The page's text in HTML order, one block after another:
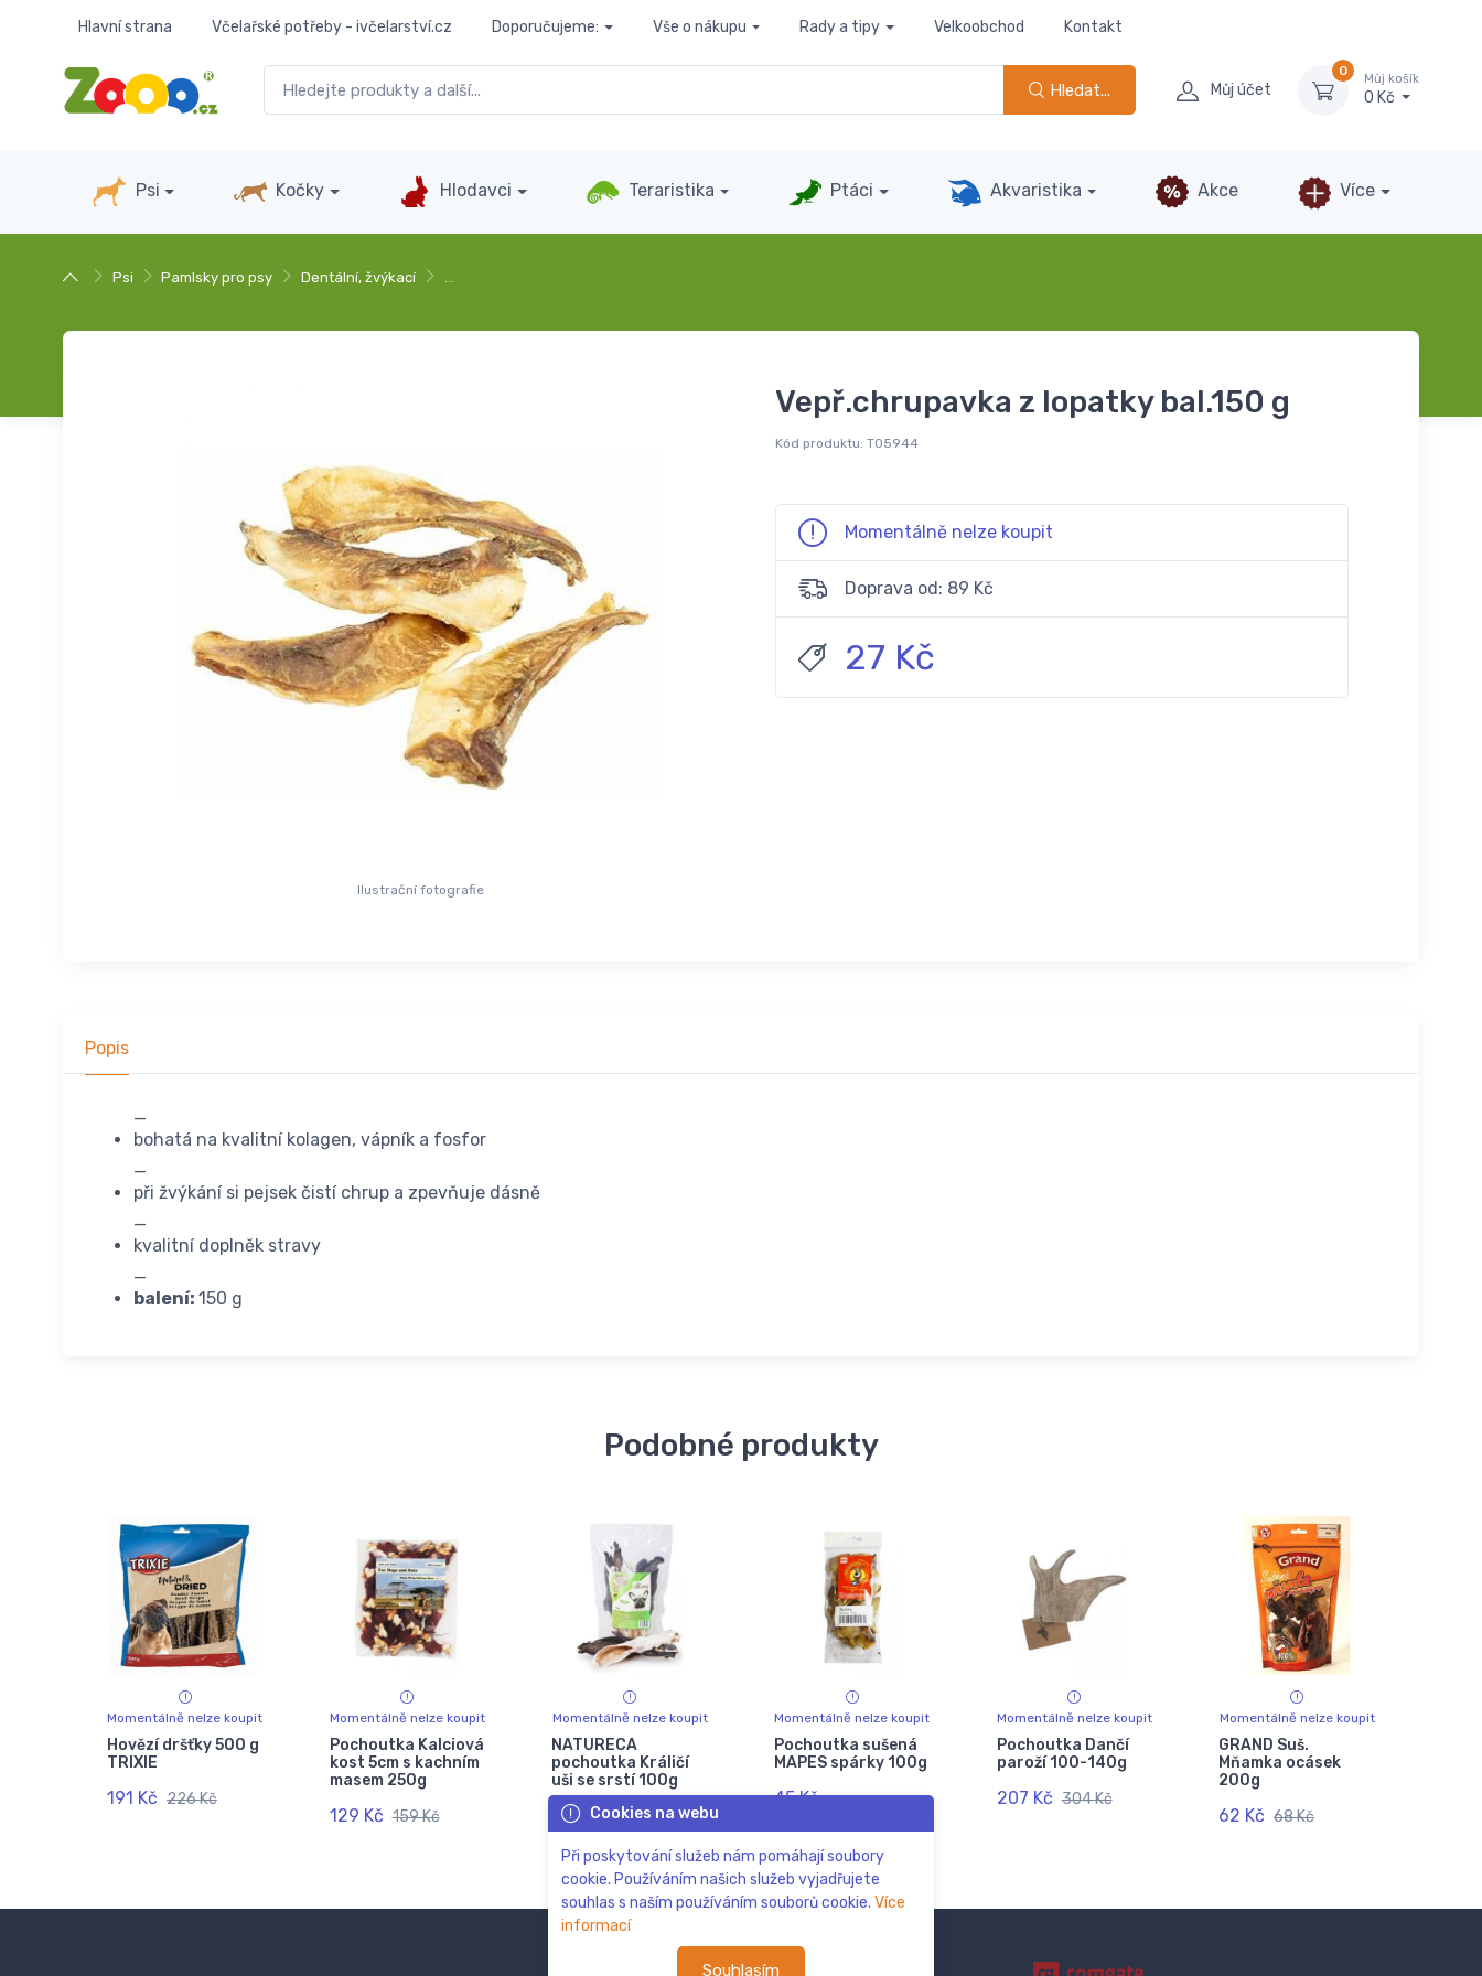
Hlavní strana Včelařské potřeby - ivčelarství.cz Doporučujeme: Vše o nákupu Rady a tipy Velkoobchod Kontakt
Hledat... Můj účet
0
Můj košík
0 Kč
Psi Kočky Hlodavci Teraristika Ptáci Akvaristika Akce Více
Psi Pamlsky pro psy Dentální, žvýkací …
Ilustrační fotografie
Vepř.chrupavka z lopatky bal.150 g
Kód produktu: T05944
Momentálně nelze koupit
Doprava od: 89 Kč
27 Kč
Popis
_
bohatá na kvalitní kolagen, vápník a fosfor
_
při žvýkání si pejsek čistí chrup a zpevňuje dásně
_
kvalitní doplněk stravy
_
balení: 150 g
Podobné produkty
Momentálně nelze koupit
Hovězí dršťky 500 g
TRIXIE
191 Kč 226 Kč
Momentálně nelze koupit
Pochoutka Kalciová
kost 5cm s kachním
masem 250g
129 Kč 159 Kč
Momentálně nelze koupit
NATURECA
pochoutka Králičí
uši se srstí 100g
104 Kč 114 Kč
Momentálně nelze koupit
Pochoutka sušená
MAPES spárky 100g
45 Kč
Momentálně nelze koupit
Pochoutka Dančí
paroží 100-140g
207 Kč 304 Kč
Momentálně nelze koupit
GRAND Suš.
Mňamka ocásek
200g
62 Kč 68 Kč
Cookies na webu
Při poskytování služeb nám pomáhají soubory
cookie. Používáním našich služeb vyjadřujete
souhlas s naším používáním souborů cookie. Více
informací
Souhlasím